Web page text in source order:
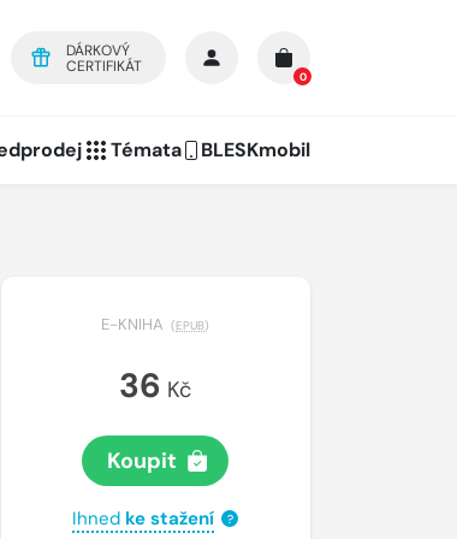
DÁRKOVÝ
CERTIFIKÁT
0
Témata BLESKmobil
E-KNIHA (EPUB)
36 Kč
Koupit
Ihned ke stažení ?